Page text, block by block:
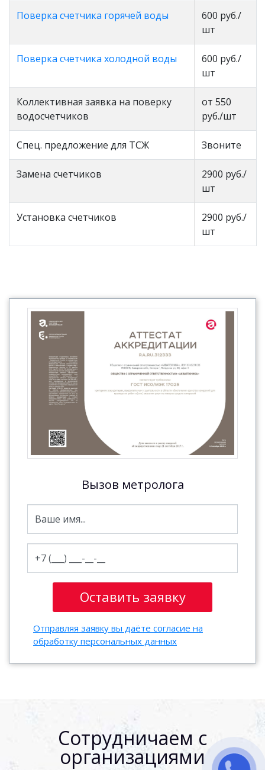
Поверка счетчика горячей воды
600 руб./
шт
Поверка счетчика холодной воды
600 руб./
шт
Коллективная заявка на поверку
водосчетчиков
от 550
руб./шт
Спец. предложение для ТСЖ Звоните
Замена счетчиков
2900 руб./
шт
Установка счетчиков
2900 руб./
шт
Вызов метролога
Отправляя заявку вы даёте согласие на
обработку персональных данных
Сотрудничаем с
организациями